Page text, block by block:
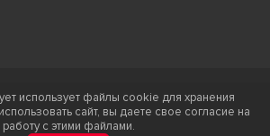
2026
знака "Терра" является ООО "Атлас-
использует файлы cookie для хранения
сайт, вы даете свое согласие на
работу с этими файлами.